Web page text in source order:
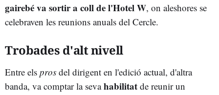
gairebé va sortir a coll de l'Hotel W, on aleshores se
celebraven les reunions anuals del Cercle.
Trobades d'alt nivell
Entre els pros del dirigent en l'edició actual, d'altra
banda, va comptar la sevahabilitat de reunir un